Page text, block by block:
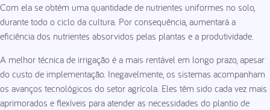
Com ela se obtém uma quantidade de nutrientes uniformes no solo,
durante todo o ciclo da cultura. Por consequência, aumentará a
eficiência dos nutrientes absorvidos pelas plantas e a produtividade.
A melhor técnica de irrigação é a mais rentável em longo prazo, apesar
do custo de implementação. Inegavelmente, os sistemas acompanham
os avanços tecnológicos do setor agrícola. Eles têm sido cada vez mais
aprimorados e flexíveis para atender as necessidades do plantio de